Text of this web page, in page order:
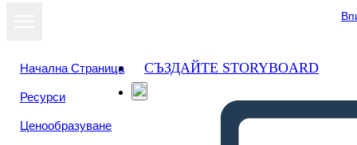
Начална Страница
Ресурси
Ценообразуване
СЪЗДАЙТЕ STORYBOARD
Преглед като
слайдшоу